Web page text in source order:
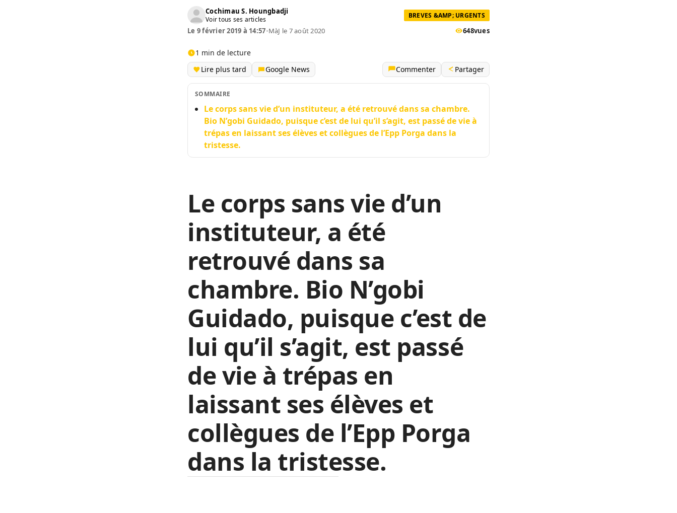
Cochimau S. Houngbadji
Voir tous ses articles BREVES &AMP; URGENTS
Le 9 février 2019 à 14:57•MàJ le 7 août 2020 648vues
1 min de lecture
Lire plus tard
Google News Commenter Partager
SOMMAIRE
Le corps sans vie d’un instituteur, a été retrouvé dans sa chambre.
Bio N’gobi Guidado, puisque c’est de lui qu’il s’agit, est passé de vie à
trépas en laissant ses élèves et collègues de l’Epp Porga dans la
tristesse.
Le corps sans vie d’un
instituteur, a été
retrouvé dans sa
chambre. Bio N’gobi
Guidado, puisque c’est de
lui qu’il s’agit, est passé
de vie à trépas en
laissant ses élèves et
collègues de l’Epp Porga
dans la tristesse.